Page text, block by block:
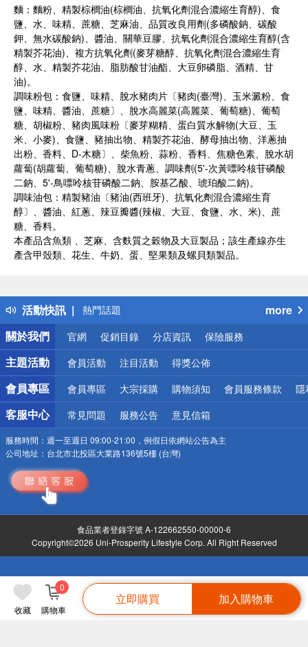
收藏 購物車
0
立即購買 加入購物車
麵：麵粉、精製棕櫚油(棕櫚油、抗氧化劑混合濃縮生育醇)、食
鹽、水、味精、蔗糖、芝麻油、品質改良用劑(多磷酸鈉、碳酸
鉀、無水碳酸鈉)、醬油、關華豆膠、抗氧化劑混合濃縮生育醇(含
精製芥花油)、複方抗氧化劑(麥芽糖醇、抗氧化劑混合濃縮生育
醇、水、精製芥花油、脂肪酸甘油酯、大豆卵磷脂、酒精、甘
油)。
調味粉包：食鹽、味精、脫水豬肉片〔豬肉(臺灣)、玉米澱粉、食
鹽、味精、醬油、蔗糖〕、脫水高麗菜(高麗菜、葡萄糖)、葡萄
糖、胡椒粉、豬肉風味粉〔麥芽糊精、蛋白質水解物(大豆、玉
米、小麥)、食鹽、豬抽出物、精製芥花油、酵母抽出物、洋蔥抽
出粉、香料、D-木糖〕、柴魚粉、蒜粉、香料、焦糖色素、脫水胡
蘿蔔(胡蘿蔔、葡萄糖)、脫水青蔥、調味劑(5'-次黃嘌呤核苷磷酸
二鈉、5'-鳥嘌呤核苷磷酸二鈉、胺基乙酸、琥珀酸二鈉)。
調味油包：精製豬油〔豬油(西班牙)、抗氧化劑混合濃縮生育
醇〕、醬油、紅蔥、辣豆瓣醬(辣椒、大豆、食鹽、水、米)、蔗
糖、香料。
本產品含魚類 、芝麻、含麩質之穀物及大豆製品；該生產線亦生
產含甲殼類、花生、牛奶、蛋、堅果類及螺貝類製品。
活動快訊
得獎公告
熱門話題
銀行優惠
偏遠地區配送
詐騙網頁！請小心！
more
關於我們
官網 促銷目錄 分店資訊 保險服務
主題活動 會員活動 注目活動 得獎公佈
會員專區 會員專區 大宗採購 購物須知 會員服務條款 隱
客服中心 常見問題 服務公告 意見信箱
服務時間： 週一至週日 09:00-21:00，例假日依網站公告為主
公司地址： 台北市北投區大業路136號5樓 (台灣)
食品業者登錄字號 A-122662550-00000-6
Copyright©2026 Uni-Prosperity Lifestyle Corp. All Right Reserved